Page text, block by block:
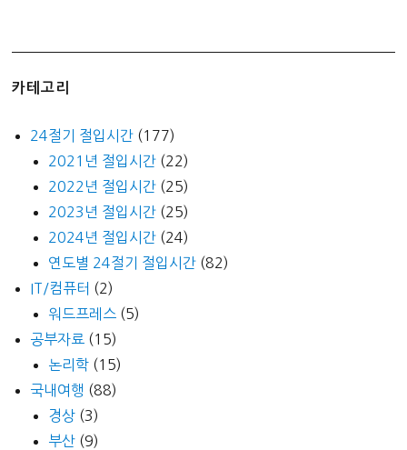
없
카테고리
24절기 절입시간 (177)
2021년 절입시간 (22)
2022년 절입시간 (25)
2023년 절입시간 (25)
2024년 절입시간 (24)
연도별 24절기 절입시간 (82)
IT/컴퓨터 (2)
워드프레스 (5)
공부자료 (15)
논리학 (15)
국내여행 (88)
경상 (3)
부산 (9)